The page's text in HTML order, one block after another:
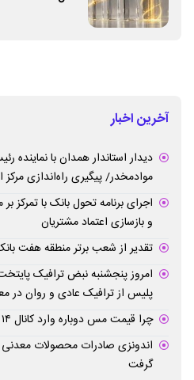
آخرین اخبار
دیدار استاندار همدان با نماینده
موادمخدر/ پیگیری راه‌اندازی
اجرای برنامه تحول بانک با تمرکز
و بازسازی اعتماد مشتریان
تقدیر از شعب برتر منطقه هفت
امروز پنجشنبه نبض ترافیک
پلیس از ترافیک عادی و روان در
چرا قیمت مس دوباره وارد کانال ۱۴ هزار دلار شد
اندونزی صادرات محصولات معدنی
گرفت